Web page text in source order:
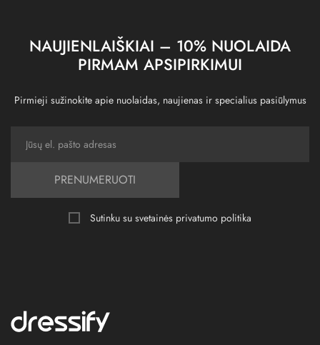
NAUJIENLAIŠKIAI – 10% NUOLAIDA
PIRMAM APSIPIRKIMUI
Pirmieji sužinokite apie nuolaidas, naujienas ir specialius pasiūlymus
PRENUMERUOTI
Sutinku su svetainės privatumo politika